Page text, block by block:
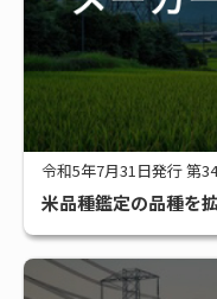
令和5年7月31日発行 第
米品種鑑定の品種を